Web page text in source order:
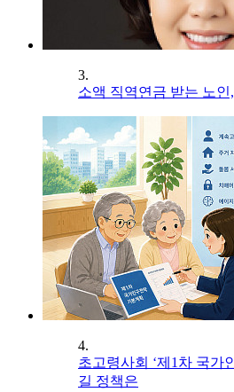
3.
소액 직역연금 받는 노
4.
초고령사회 ‘제1차 국가
길 정책은